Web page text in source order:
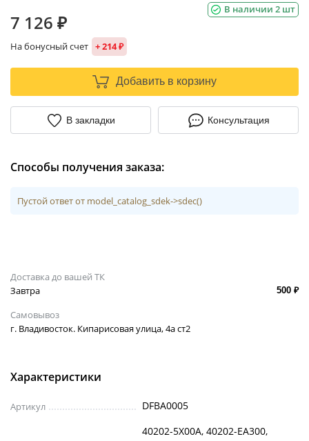
В наличии 2 шт
7 126 ₽
На бонусный счет + 214 ₽
Добавить в корзину
В закладки Консультация
Способы получения заказа:
Пустой ответ от model_catalog_sdek->sdec()
Доставка до вашей ТК
Завтра
500 ₽
Самовывоз
г. Владивосток. Кипарисовая улица, 4а ст2
Характеристики
Артикул DFBA0005
40202-5X00A, 40202-EA300,